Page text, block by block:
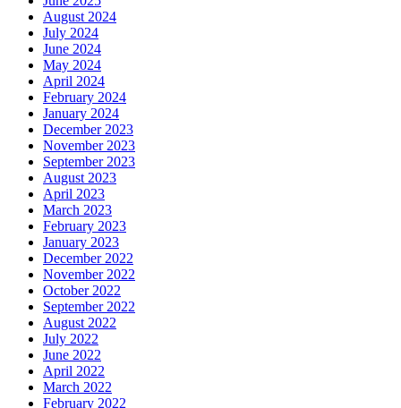
August 2024
July 2024
June 2024
May 2024
April 2024
February 2024
January 2024
December 2023
November 2023
September 2023
August 2023
April 2023
March 2023
February 2023
January 2023
December 2022
November 2022
October 2022
September 2022
August 2022
July 2022
June 2022
April 2022
March 2022
February 2022